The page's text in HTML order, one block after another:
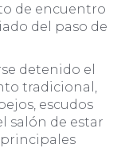
de encuentro
del paso de
detenido el
tradicional,
escudos
salón de estar